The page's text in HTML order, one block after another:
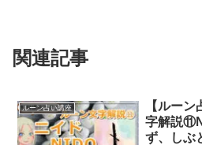
関連記事
ルーン占い講座
【ルー
字解説
ず、しぶ